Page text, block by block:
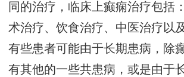
同的治疗，临床上癫痫治疗包括
术治疗、饮食治疗、中医治疗以
有些患者可能由于长期患病，除
有其他的一些共患病，或是由于